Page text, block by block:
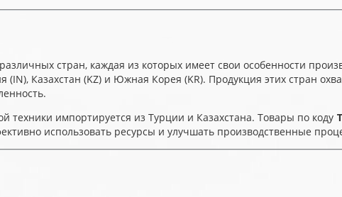
стран, каждая из которых имеет свои особенности
(IN), Казахстан (KZ) и Южная Корея (KR). Продукция этих стран
техники импортируется из Турции и Казахстана. Товары по коду
использовать ресурсы и улучшать производственные